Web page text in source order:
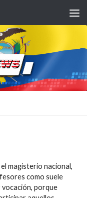
magisterio nacional,
como suele
vocación, porque